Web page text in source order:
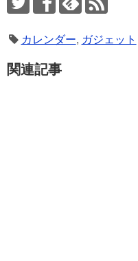
カレンダー, ガジェット
関連記事